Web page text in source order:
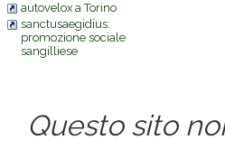
autovelox a Torino
sanctusaegidius:
promozione sociale
sangilliese
Questo sito